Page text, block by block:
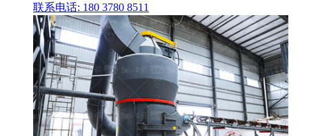
联系电话: 180 3780 8511